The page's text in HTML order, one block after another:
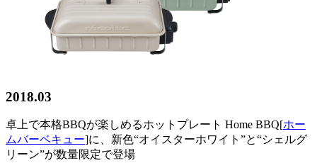
2018.03
卓上で本格BBQが楽しめるホットプレート Home BBQ[ホー
ムバーベキュー]に、新色“オイスターホワイト”と“シェルグ
リーン”が数量限定で登場